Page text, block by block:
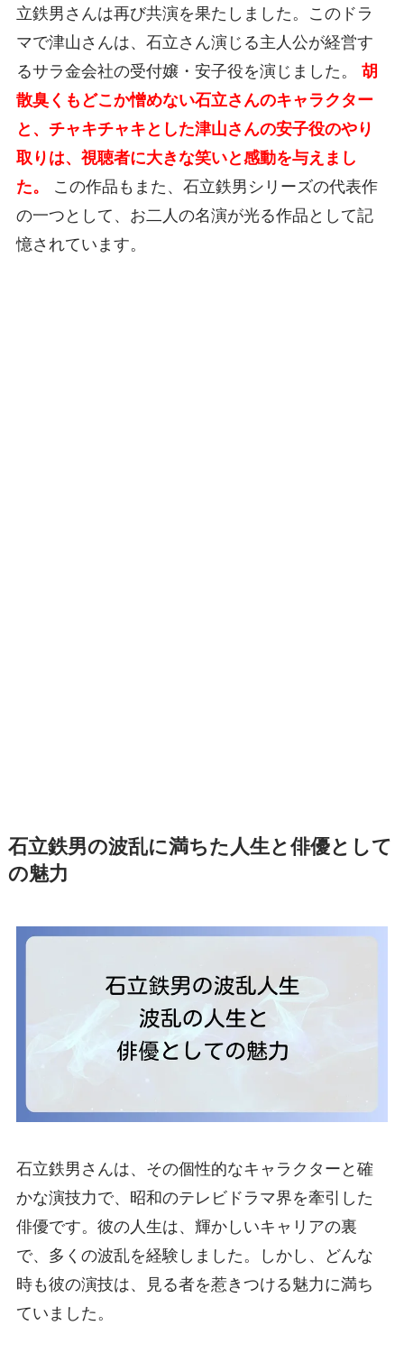
立鉄男さんは再び共演を果たしました。このドラ
マで津山さんは、石立さん演じる主人公が経営す
るサラ金会社の受付嬢・安子役を演じました。 胡
散臭くもどこか憎めない石立さんのキャラクター
と、チャキチャキとした津山さんの安子役のやり
取りは、視聴者に大きな笑いと感動を与えまし
た。
この作品もまた、石立鉄男シリーズの代表作
の一つとして、お二人の名演が光る作品として記
憶されています。
石立鉄男の波乱に満ちた人生と俳優として
の魅力
石立鉄男さんは、その個性的なキャラクターと確
かな演技力で、昭和のテレビドラマ界を牽引した
俳優です。彼の人生は、輝かしいキャリアの裏
で、多くの波乱を経験しました。しかし、どんな
時も彼の演技は、見る者を惹きつける魅力に満ち
ていました。